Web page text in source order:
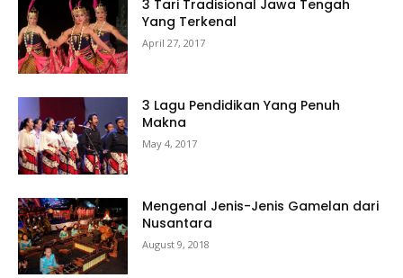
3 Tari Tradisional Jawa Tengah
Yang Terkenal
April 27, 2017
3 Lagu Pendidikan Yang Penuh
Makna
May 4, 2017
Mengenal Jenis-Jenis Gamelan dari
Nusantara
August 9, 2018